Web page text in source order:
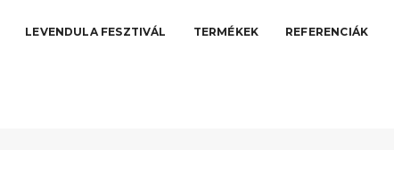
LEVENDULA FESZTIVÁL TERMÉKEK REFERENCIÁK